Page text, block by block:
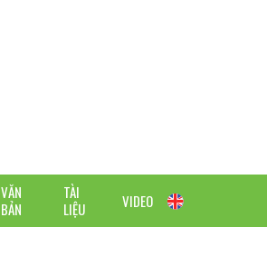
VĂN
BẢN
TÀI
LIỆU
VIDEO